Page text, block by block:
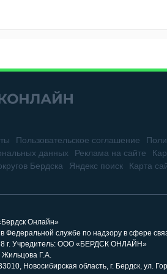
Пользовательское соглашение
данных
Реклама на сайте
Бердска
Яндекс поиск Карта
Онлайн»
в Федеральной службе по надзору в сфере
г. Учредитель: ООО «БЕРДСК ОНЛАЙН»
Жильцова Г.А.
Новосибирская область, г. Бердск, ул.